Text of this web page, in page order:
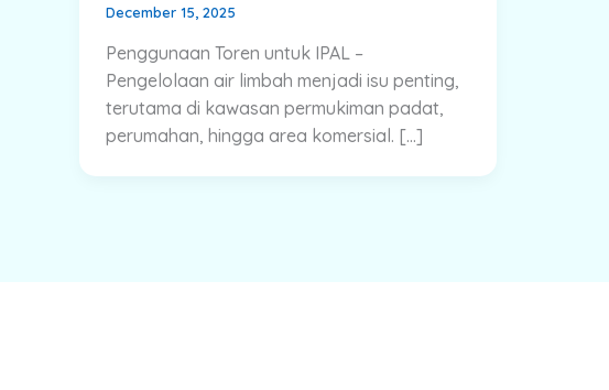
December 15, 2025
Penggunaan Toren untuk IPAL –
Pengelolaan air limbah menjadi isu penting,
terutama di kawasan permukiman padat,
perumahan, hingga area komersial. […]